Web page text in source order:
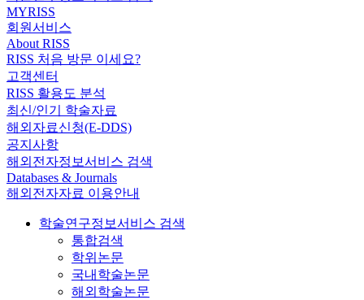
MYRISS
회원서비스
About RISS
RISS 처음 방문 이세요?
고객센터
RISS 활용도 분석
최신/인기 학술자료
해외자료신청(E-DDS)
공지사항
해외전자정보서비스 검색
Databases & Journals
해외전자자료 이용안내
학술연구정보서비스 검색
통합검색
학위논문
국내학술논문
해외학술논문